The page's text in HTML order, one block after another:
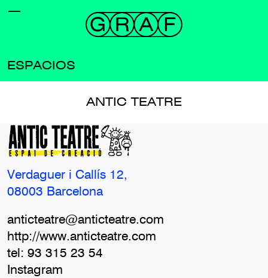
ESPACIOS
ANTIC TEATRE
Verdaguer i Callís 12,
08003 Barcelona
anticteatre@anticteatre.com
http://www.anticteatre.com
tel: 93 315 23 54
Instagram